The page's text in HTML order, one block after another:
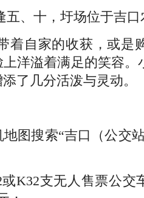
五、十，圩场位于吉
着自家的收获，或是
洋溢着满足的笑容。
了几分活泼与灵动。
地图搜索“吉口（公交
K32支无人售票公交